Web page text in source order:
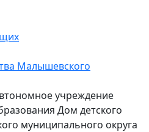
учреждение
Дом детского
муниципального округа